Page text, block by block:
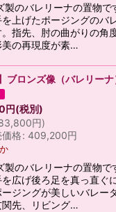
製のバレリーナの置物
を上げたポージングのバ
指先、肘の曲がりの角
美の再現度が素…
ブロンズ像（バレリーナ
円(税別)
円)
格: 409,200円
製のバレリーナの置物
を広げ後ろ足を真っ直ぐ
ージングが美しいバレー
関先、リビング…